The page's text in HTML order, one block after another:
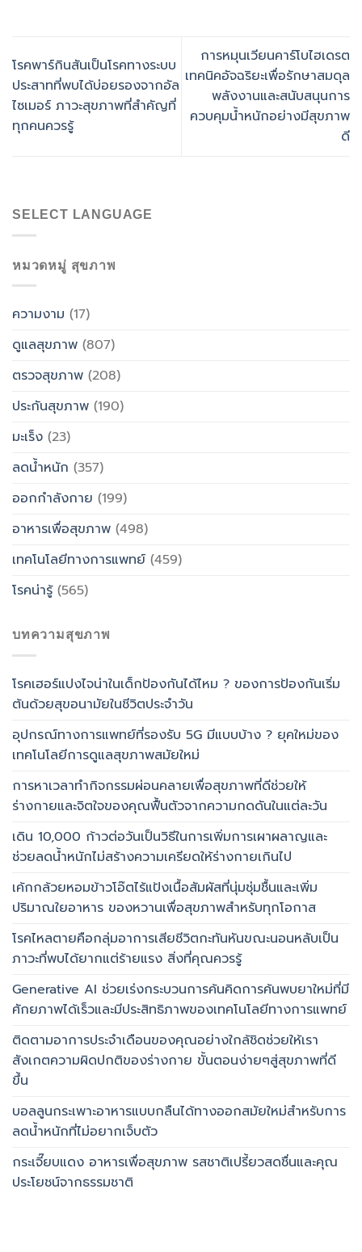
โรคพาร์กินสันเป็นโรคทางระบบ
ประสาทที่พบได้บ่อยรองจากอัล
ไซเมอร์ ภาวะสุขภาพที่สำคัญที่
ทุกคนควรรู้
การหมุนเวียนคาร์โบไฮเดรต
เทคนิคอัจฉริยะเพื่อรักษาสมดุล
พลังงานและสนับสนุนการ
ควบคุมน้ำหนักอย่างมีสุขภาพ
ดี
SELECT LANGUAGE
หมวดหมู่ สุขภาพ
ความงาม (17)
ดูแลสุขภาพ (807)
ตรวจสุขภาพ (208)
ประกันสุขภาพ (190)
มะเร็ง (23)
ลดน้ำหนัก (357)
ออกกำลังกาย (199)
อาหารเพื่อสุขภาพ (498)
เทคโนโลยีทางการแพทย์ (459)
โรคน่ารู้(565)
บทความสุขภาพ
โรคเฮอร์แปงไจน่าในเด็กป้องกันได้ไหม ? ของการป้องกันเริ่ม
ต้นด้วยสุขอนามัยในชีวิตประจำวัน
อุปกรณ์ทางการแพทย์ที่รองรับ 5G มีแบบบ้าง ? ยุคใหม่ของ
เทคโนโลยีการดูแลสุขภาพสมัยใหม่
การหาเวลาทำกิจกรรมผ่อนคลายเพื่อสุขภาพที่ดีช่วยให้
ร่างกายและจิตใจของคุณฟื้นตัวจากความกดดันในแต่ละวัน
เดิน 10,000 ก้าวต่อวันเป็นวิธีในการเพิ่มการเผาผลาญและ
ช่วยลดน้ำหนักไม่สร้างความเครียดให้ร่างกายเกินไป
เค้กกล้วยหอมข้าวโอ๊ตไร้แป้งเนื้อสัมผัสที่นุ่มชุ่มชื้นและเพิ่ม
ปริมาณใยอาหาร ของหวานเพื่อสุขภาพสำหรับทุกโอกาส
โรคไหลตายคือกลุ่มอาการเสียชีวิตกะทันหันขณะนอนหลับเป็น
ภาวะที่พบได้ยากแต่ร้ายแรง สิ่งที่คุณควรรู้
Generative AI ช่วยเร่งกระบวนการค้นคิดการค้นพบยาใหม่ที่มี
ศักยภาพได้เร็วและมีประสิทธิภาพของเทคโนโลยีทางการแพทย์
ติดตามอาการประจำเดือนของคุณอย่างใกล้ชิดช่วยให้เรา
สังเกตความผิดปกติของร่างกาย ขั้นตอนง่ายๆสู่สุขภาพที่ดี
ขึ้น
บอลลูนกระเพาะอาหารแบบกลืนได้ทางออกสมัยใหม่สำหรับการ
ลดน้ำหนักที่ไม่อยากเจ็บตัว
กระเจี๊ยบแดง อาหารเพื่อสุขภาพ รสชาติเปรี้ยวสดชื่นและคุณ
ประโยชน์จากธรรมชาติ